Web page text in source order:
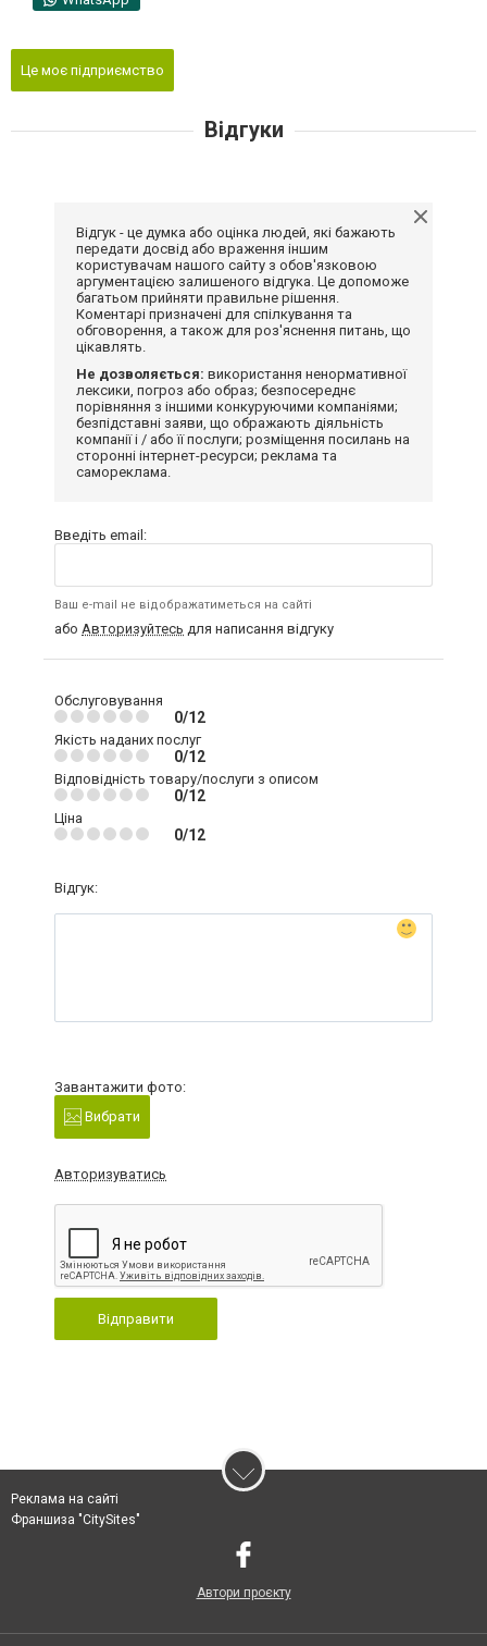
Це моє підприємство
Відгуки
Відгук - це думка або оцінка людей, які бажають
передати досвід або враження іншим
користувачам нашого сайту з обов'язковою
аргументацією залишеного відгука. Це допоможе
багатьом прийняти правильне рішення.
Коментарі призначені для спілкування та
обговорення, а також для роз'яснення питань, що
цікавлять.
Не дозволяється: використання ненормативної
лексики, погроз або образ; безпосереднє
порівняння з іншими конкуруючими компаніями;
безпідставні заяви, що ображають діяльність
компанії і / або її послуги; розміщення посилань на
сторонні інтернет-ресурси; реклама та
самореклама.
Введіть email:
Ваш e-mail не відображатиметься на сайті
або Авторизуйтесь для написання відгуку
Обслуговування
0/12
Якість наданих послуг
0/12
Відповідність товару/послуги з описом
0/12
Ціна
0/12
Відгук:
Завантажити фото:
Вибрати
Авторизуватись
Відправити
Реклама на сайті
Франшиза "CitySites"
Автори проєкту